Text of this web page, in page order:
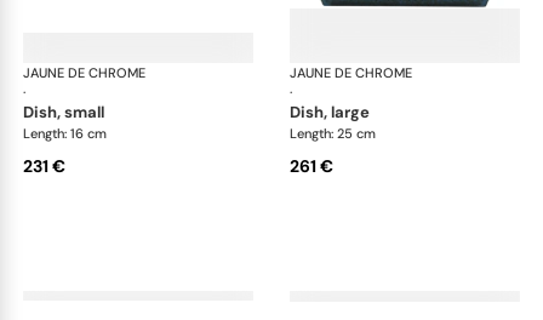
JAUNE DE CHROME
·
Nymphéa
dish, small
Length: 16 cm
231 €
JAUNE DE CHROME
·
dish, large
Length: 25 cm
261 €